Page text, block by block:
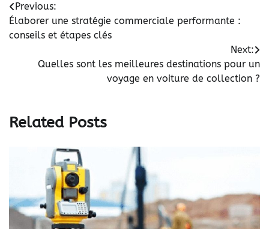
Navigation
de
Previous:
Élaborer une stratégie commerciale performante :
conseils et étapes clés
Next:
Quelles sont les meilleures destinations pour un
voyage en voiture de collection ?
Related Posts